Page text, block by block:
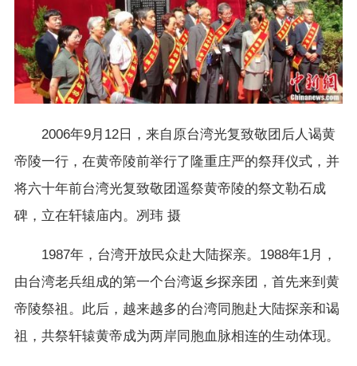
2006年9月12日，来自原台湾光复致敬团后人谒黄
帝陵一行，在黄帝陵前举行了隆重庄严的祭拜仪式，并
将六十年前台湾光复致敬团遥祭黄帝陵的祭文勒石成
碑，立在轩辕庙内。冽玮 摄
1987年，台湾开放民众赴大陆探亲。1988年1月，
由台湾老兵组成的第一个台湾返乡探亲团，首先来到黄
帝陵祭祖。此后，越来越多的台湾同胞赴大陆探亲和谒
祖，共祭轩辕黄帝成为两岸同胞血脉相连的生动体现。